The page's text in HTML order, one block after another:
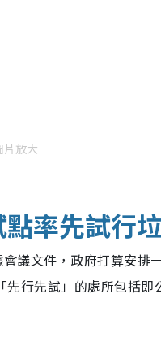
片放大
率先試行
議文件，政府打算安排
行先試」的處所包括